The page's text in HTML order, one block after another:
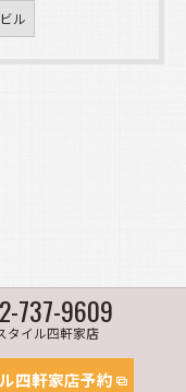
ル
737-9609
タイル四軒家店
四軒家店予約